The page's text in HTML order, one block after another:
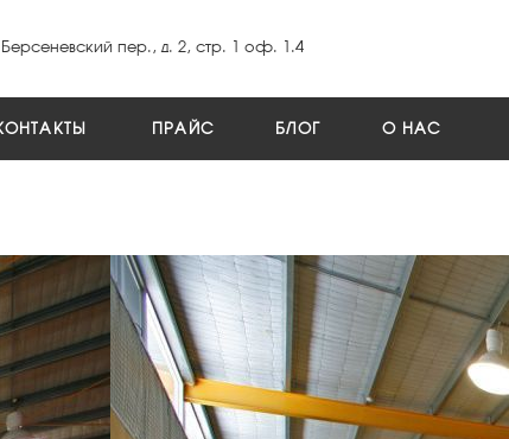
пер., д. 2, стр. 1 оф. 1.4
ПРАЙС БЛОГ О НАС